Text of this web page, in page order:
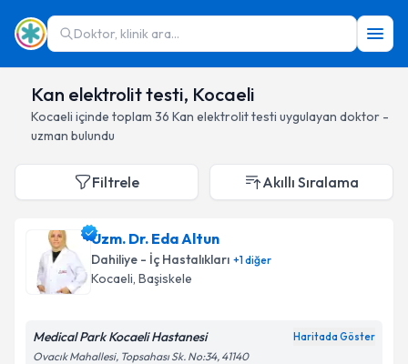
Doktor, klinik ara...
Kan elektrolit testi, Kocaeli
Kocaeli içinde toplam 36 Kan elektrolit testi uygulayan doktor -
uzman bulundu
Filtrele Akıllı Sıralama
Uzm. Dr. Eda Altun
Dahiliye - İç Hastalıkları +1diğer
Kocaeli, Başiskele
Medical Park Kocaeli Hastanesi Haritada Göster
Ovacık Mahallesi, Topsahası Sk. No:34, 41140